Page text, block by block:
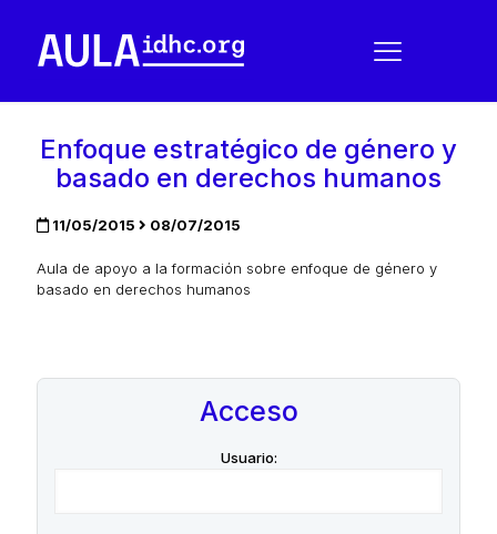
Enfoque estratégico de género y
basado en derechos humanos
11/05/2015 08/07/2015
Aula de apoyo a la formación sobre enfoque de género y
basado en derechos humanos
Acceso
Usuario: